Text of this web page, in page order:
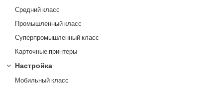
Средний класс
Промышленный класс
Суперпромышленный класс
Карточные принтеры
Настройка
Мобильный класс